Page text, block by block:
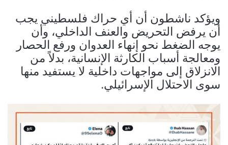
ويؤكد ناشطون أن أي حراك فلسطيني يجب
أن يرفض التحريض والعنف الداخلي، وأن
يوجه الضغط نحو إنهاء العدوان ورفع الحصار
ومعالجة أسباب الكارثة الإنسانية، بدلاً من
الانزلاق إلى مواجهات داخلية لا يستفيد منها
سوى الاحتلال الإسرائيلي.